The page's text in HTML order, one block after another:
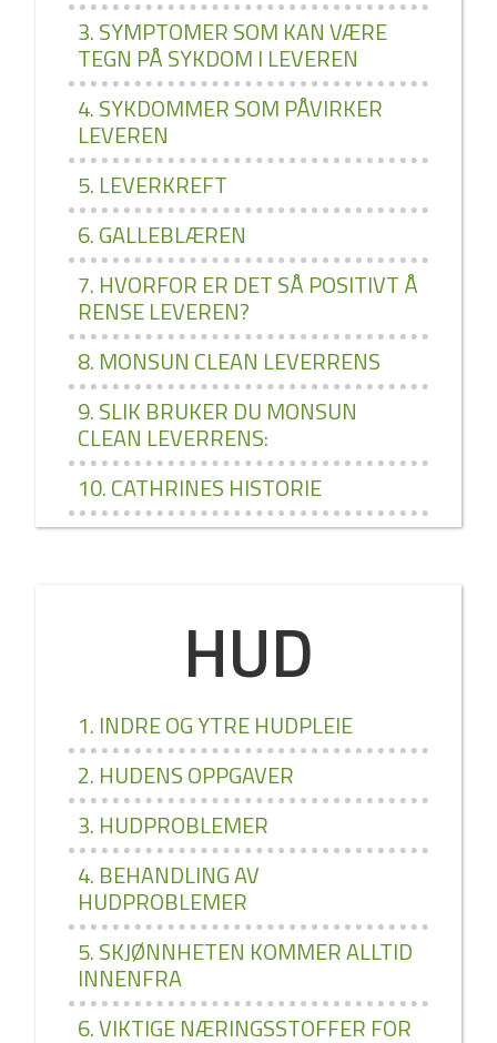
3. SYMPTOMER SOM KAN VÆRE
TEGN PÅ SYKDOM I LEVEREN
4. SYKDOMMER SOM PÅVIRKER
LEVEREN
5. LEVERKREFT
6. GALLEBLÆREN
7. HVORFOR ER DET SÅ POSITIVT Å
RENSE LEVEREN?
8. MONSUN CLEAN LEVERRENS
9. SLIK BRUKER DU MONSUN
CLEAN LEVERRENS:
10. CATHRINES HISTORIE
HUD
1. INDRE OG YTRE HUDPLEIE
2. HUDENS OPPGAVER
3. HUDPROBLEMER
4. BEHANDLING AV
HUDPROBLEMER
5. SKJØNNHETEN KOMMER ALLTID
INNENFRA
6. VIKTIGE NÆRINGSSTOFFER FOR